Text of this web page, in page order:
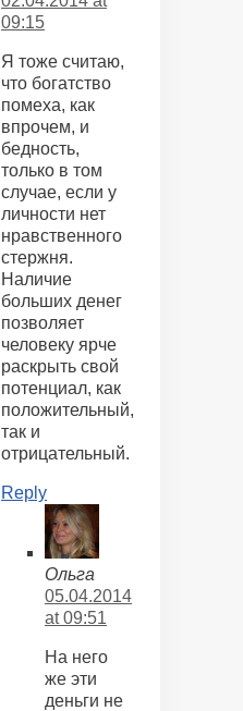
09:15
Я тоже считаю,
что богатство
помеха, как
впрочем, и
бедность,
только в том
случае, если у
личности нет
нравственного
стержня.
Наличие
больших денег
позволяет
человеку ярче
раскрыть свой
потенциал, как
положительный,
так и
отрицательный.
Reply
Ольга
05.04.2014
at 09:51
На него
же эти
деньги не